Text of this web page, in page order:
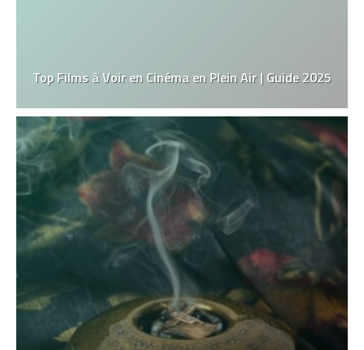
Top Films à Voir en Cinéma en Plein Air | Guide 2025